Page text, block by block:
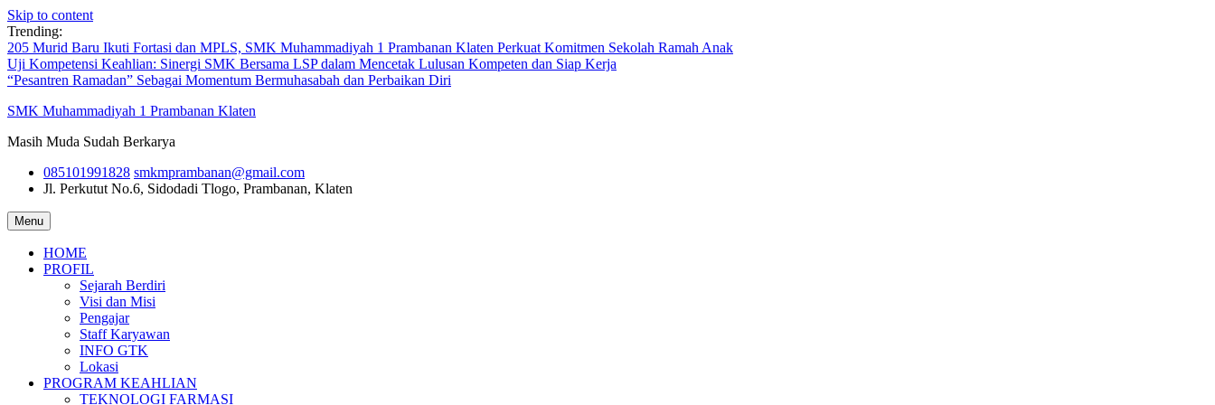
Skip to content
Trending:
205 Murid Baru Ikuti Fortasi dan MPLS, SMK Muhammadiyah 1 Prambanan Klaten Perkuat Komitmen Sekolah Ramah Anak
Uji Kompetensi Keahlian: Sinergi SMK Bersama LSP dalam Mencetak Lulusan Kompeten dan Siap Kerja
“Pesantren Ramadan” Sebagai Momentum Bermuhasabah dan Perbaikan Diri
SMK Muhammadiyah 1 Prambanan Klaten
Masih Muda Sudah Berkarya
085101991828 smkmprambanan@gmail.com
Jl. Perkutut No.6, Sidodadi Tlogo, Prambanan, Klaten
Menu
HOME
PROFIL
Sejarah Berdiri
Visi dan Misi
Pengajar
Staff Karyawan
INFO GTK
Lokasi
PROGRAM KEAHLIAN
TEKNOLOGI FARMASI